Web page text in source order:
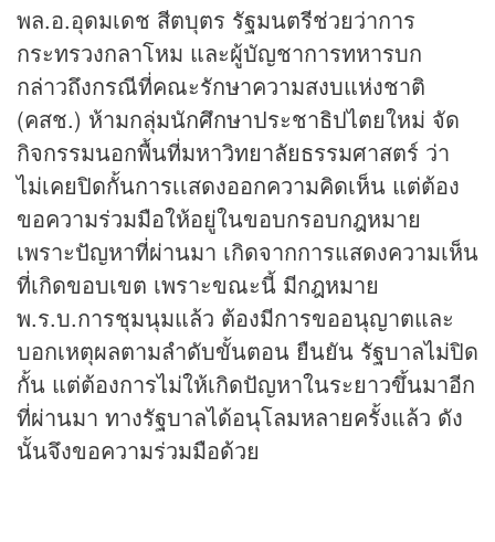
พล.อ.อุดมเดช สีตบุตร รัฐมนตรีช่วยว่าการ
กระทรวงกลาโหม และผู้บัญชาการทหารบก
กล่าวถึงกรณีที่คณะรักษาความสงบแห่งชาติ
(คสช.) ห้ามกลุ่มนักศึกษาประชาธิปไตยใหม่ จัด
กิจกรรมนอกพื้นที่มหาวิทยาลัยธรรมศาสตร์ ว่า
ไม่เคยปิดกั้นการเเสดงออกความคิดเห็น แต่ต้อง
ขอความร่วมมือให้อยู่ในขอบกรอบกฎหมาย
เพราะปัญหาที่ผ่านมา เกิดจากการแสดงความเห็น
ที่เกิดขอบเขต เพราะขณะนี้ มีกฎหมาย
พ.ร.บ.การชุมนุมแล้ว ต้องมีการขออนุญาตและ
บอกเหตุผลตามลำดับขั้นตอน ยืนยัน รัฐบาลไม่ปิด
กั้น แต่ต้องการไม่ให้เกิดปัญหาในระยาวขึ้นมาอีก
ที่ผ่านมา ทางรัฐบาลได้อนุโลมหลายครั้งแล้ว ดัง
นั้นจึงขอความร่วมมือด้วย